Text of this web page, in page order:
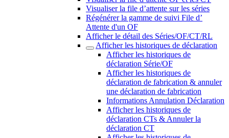
Visualiser la file d’attente sur les séries
Régénérer la gamme de suivi File d’
Attente d'un OF
Afficher le détail des Séries/OF/CT/RL
Afficher les historiques de déclaration
Afficher les historiques de
déclaration Série/OF
Afficher les historiques de
déclaration de fabrication & annuler
une déclaration de fabrication
Informations Annulation Déclaration
Afficher les historiques de
déclaration CTs & Annuler la
déclaration CT